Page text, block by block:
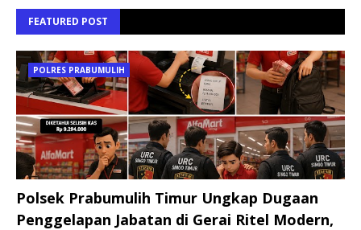
FEATURED POST
POLRES PRABUMULIH
Polsek Prabumulih Timur Ungkap Dugaan
Penggelapan Jabatan di Gerai Ritel Modern,